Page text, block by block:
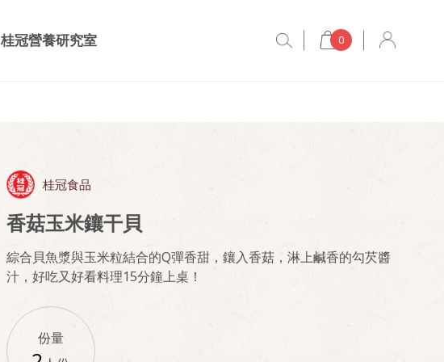
桂冠營養研究室 0
桂冠食品
香菇玉米鑲干貝
綜合貝魚漿與玉米粒結合的Q彈香甜，鑲入香菇，淋上鹹香的勾芡醬
汁，好吃又好看料理15分鐘上桌！
份量